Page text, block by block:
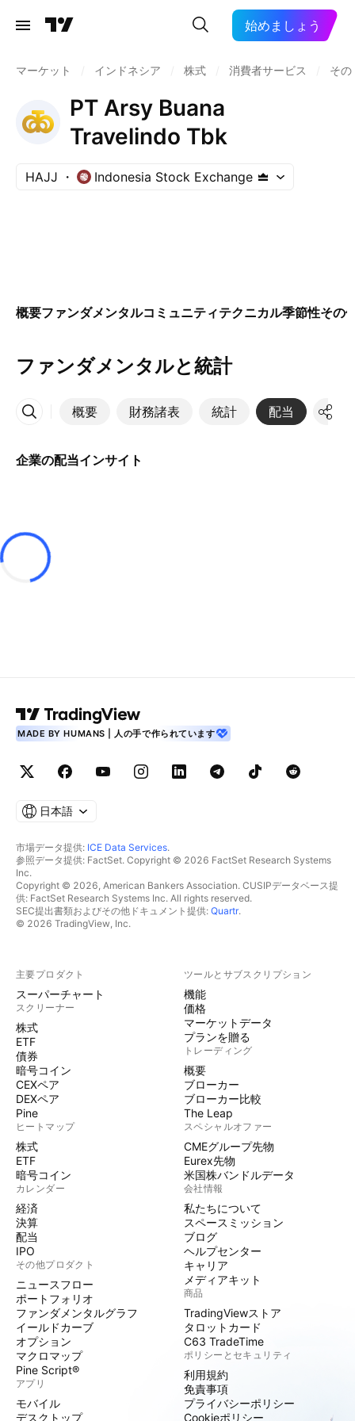
始めましょう
マーケット インドネシア 株式 消費者サービス その
PT Arsy Buana
Travelindo Tbk
HAJJ Indonesia Stock Exchange
概要ファンダメンタルコミュニティテクニカル季節性その
ファンダメンタルと統計
概要 財務諸表 統計 配当 決算
その他
企業の配当インサイト
MADE BY HUMANS | 人の手で作られています
日本語
市場データ提供: ICE Data Services.
参照データ提供: FactSet. Copyright © 2026 FactSet Research Systems
Inc.
Copyright © 2026, American Bankers Association. CUSIPデータベース提
供: FactSet Research Systems Inc. All rights reserved.
SEC提出書類およびその他ドキュメント提供: Quartr.
© 2026 TradingView, Inc.
主要プロダクト
スーパーチャート
スクリーナー
株式
ETF
債券
暗号コイン
CEXペア
DEXペア
Pine
ヒートマップ
株式
ETF
暗号コイン
カレンダー
経済
決算
配当
IPO
その他プロダクト
ニュースフロー
ポートフォリオ
ファンダメンタルグラフ
イールドカーブ
オプション
マクロマップ
Pine Script®
アプリ
モバイル
デスクトップ
ツールとサブスクリプション
機能
価格
マーケットデータ
プランを贈る
トレーディング
概要
ブローカー
ブローカー比較
The Leap
スペシャルオファー
CMEグループ先物
Eurex先物
米国株バンドルデータ
会社情報
私たちについて
スペースミッション
ブログ
ヘルプセンター
キャリア
メディアキット
商品
TradingViewストア
タロットカード
C63 TradeTime
ポリシーとセキュリティ
利用規約
免責事項
プライバシーポリシー
Cookieポリシー